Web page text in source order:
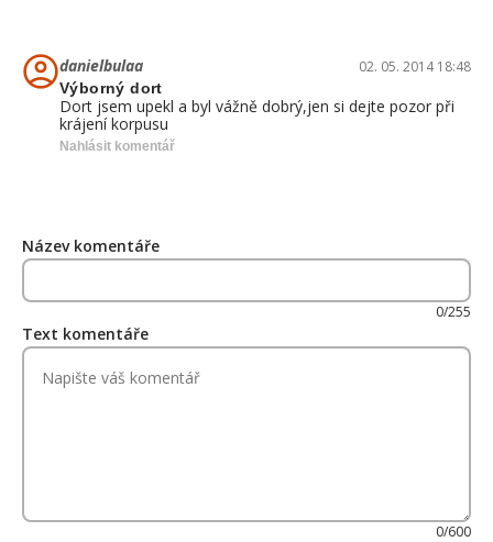
danielbulaa 02. 05. 2014 18:48
Výborný dort
Dort jsem upekl a byl vážně dobrý,jen si dejte pozor při
krájení korpusu
Nahlásit komentář
Název komentáře
0/255
Text komentáře
0/600